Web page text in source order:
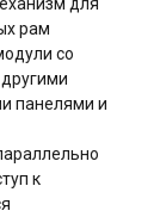
рам
со
панелями и
к